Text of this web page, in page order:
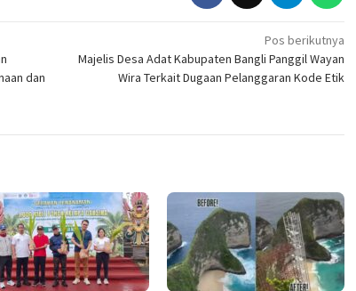
dan
Pos berikutnya
Majelis Desa Adat Kabupaten Bangli Panggil Wayan
Wira Terkait Dugaan Pelanggaran Kode Etik